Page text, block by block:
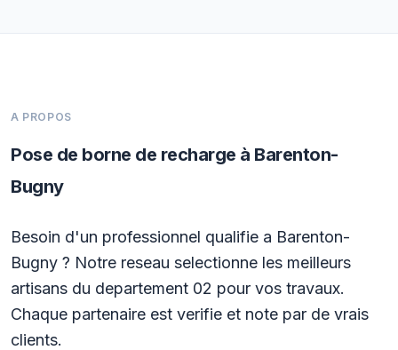
A PROPOS
Pose de borne de recharge à Barenton-
Bugny
Besoin d'un professionnel qualifie a Barenton-
Bugny ? Notre reseau selectionne les meilleurs
artisans du departement 02 pour vos travaux.
Chaque partenaire est verifie et note par de vrais
clients.